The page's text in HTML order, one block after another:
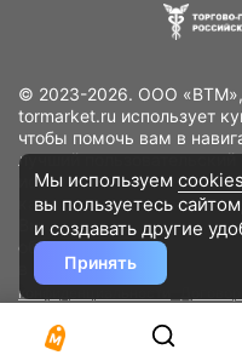
© 2023-2026. ООО «ВТМ»,
tormarket.ru использует
чтобы помочь вам в
лучший
использование наших
качество рекламных и
Вы не хотите, чтобы Ваши
обрабатывались,
в своём браузере.
конфиденциальности
Разработано DST Global
Мы используем cookies
вы пользуетесь
и создавать другие
Принять